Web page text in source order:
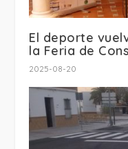
El deporte
la Feria de
2025-08-20